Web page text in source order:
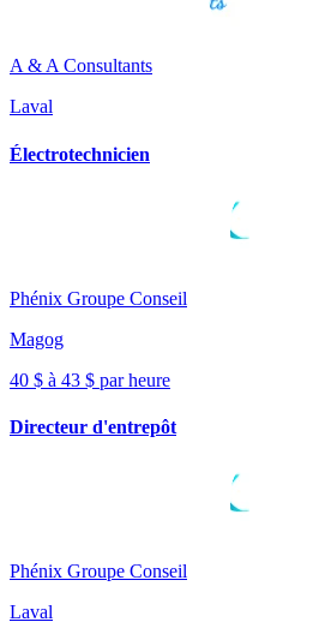
A & A Consultants
Laval
Électrotechnicien
Phénix Groupe Conseil
Magog
40 $ à 43 $ par heure
Directeur d'entrepôt
Phénix Groupe Conseil
Laval